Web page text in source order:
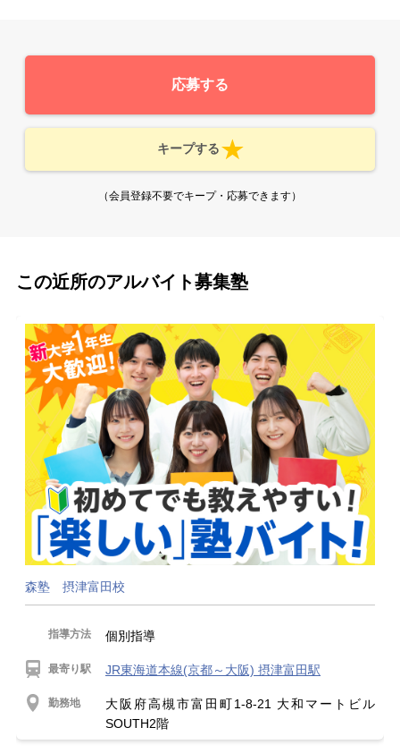
応募する
キープする
（会員登録不要でキープ・応募できます）
この近所のアルバイト募集塾
森塾 摂津富田校
指導方法 個別指導
最寄り駅 JR東海道本線(京都～大阪) 摂津富田駅
勤務地
大阪府高槻市富田町1-8-21 大和マートビル
SOUTH2階